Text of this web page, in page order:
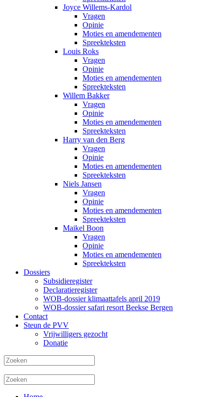
Joyce Willems-Kardol
Vragen
Opinie
Moties en amendementen
Spreekteksten
Louis Roks
Vragen
Opinie
Moties en amendementen
Spreekteksten
Willem Bakker
Vragen
Opinie
Moties en amendementen
Spreekteksten
Harry van den Berg
Vragen
Opinie
Moties en amendementen
Spreekteksten
Niels Jansen
Vragen
Opinie
Moties en amendementen
Spreekteksten
Maikel Boon
Vragen
Opinie
Moties en amendementen
Spreekteksten
Dossiers
Subsidieregister
Declaratieregister
WOB-dossier klimaattafels april 2019
WOB-dossier safari resort Beekse Bergen
Contact
Steun de PVV
Vrijwilligers gezocht
Donatie